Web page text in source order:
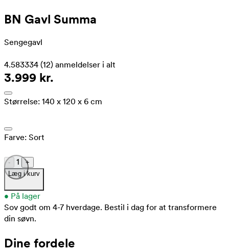
BN Gavl Summa
Sengegavl
4.583334 (12) anmeldelser i alt
3.999 kr.
Størrelse: 140 x 120 x 6 cm
Farve: Sort
- 1
+
Læg i kurv
• På lager
Sov godt om 4-7 hverdage. Bestil i dag for at transformere
din søvn.
Dine fordele